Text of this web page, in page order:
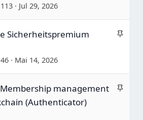
113 Jul 29, 2026
A
i
n
Sicherheitspremium
46 Mai 14, 2026
A
management
(Authenticator)